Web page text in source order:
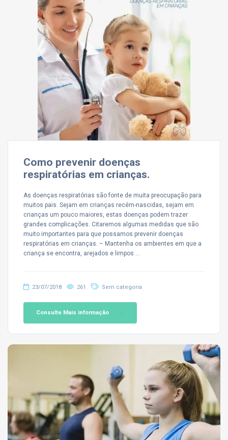
Como prevenir doenças
respiratórias em crianças.
As doenças respiratórias são fonte de muita preocupação para
muitos pais. Sejam em crianças recém-nascidas, sejam em
crianças um pouco maiores, estas doenças podem trazer
grandes complicações. Citaremos algumas medidas que são
muito importantes para que possamos prevenir doenças
respiratórias em crianças. – Mantenha os ambientes em que a
criança se encontra, arejados e limpos …
23/07/2018 261 Sem categoria
Consulte Mais informação